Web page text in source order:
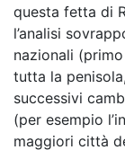
questa fetta di
l’analisi
nazionali
tutta la
successivi
(per esempio
maggiori città